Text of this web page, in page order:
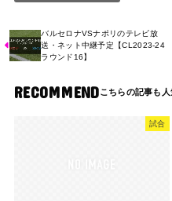
バルセロナVSナポリのテレビ放
送・ネット中継予定【CL2023-24
ラウンド16】
RECOMMEND
試合